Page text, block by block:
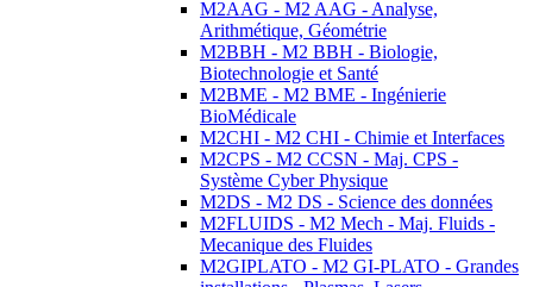
M2AAG - M2 AAG - Analyse,
Arithmétique, Géométrie
M2BBH - M2 BBH - Biologie,
Biotechnologie et Santé
M2BME - M2 BME - Ingénierie
BioMédicale
M2CHI - M2 CHI - Chimie et Interfaces
M2CPS - M2 CCSN - Maj. CPS -
Système Cyber Physique
M2DS - M2 DS - Science des données
M2FLUIDS - M2 Mech - Maj. Fluids -
Mecanique des Fluides
M2GIPLATO - M2 GI-PLATO - Grandes